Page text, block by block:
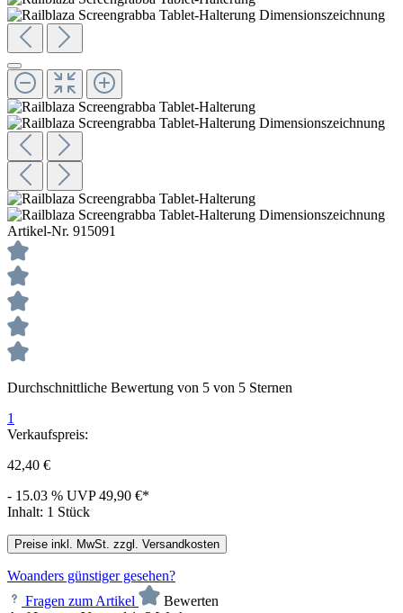
Artikel-Nr. 915091
Durchschnittliche Bewertung von 5 von 5 Sternen
1
Verkaufspreis:
42,40 €
- 15.03 % UVP49,90 €*
Inhalt: 1 Stück
Preise inkl. MwSt. zzgl. Versandkosten
Woanders günstiger gesehen?
Fragen zum Artikel
Bewerten